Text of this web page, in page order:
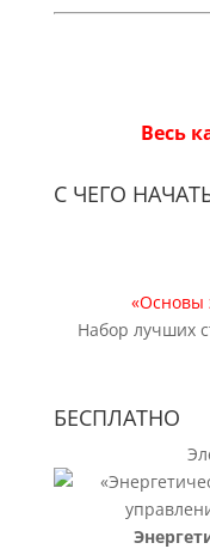
Весь
С ЧЕГО
«Основы
Набор лучших
БЕСПЛАТНО